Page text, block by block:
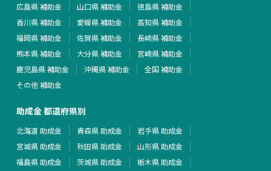
広島県 補助金
山口県 補助金
徳島県 補助金
香川県 補助金
愛媛県 補助金
高知県 補助金
福岡県 補助金
佐賀県 補助金
長崎県 補助金
熊本県 補助金
大分県 補助金
宮崎県 補助金
鹿児島県 補助金
沖縄県 補助金
全国 補助金
その他 補助金
助成金 都道府県別
北海道 助成金 青森県 助成金
岩手県 助成金
宮城県 助成金
秋田県 助成金
山形県 助成金
福島県 助成金
茨城県 助成金
栃木県 助成金